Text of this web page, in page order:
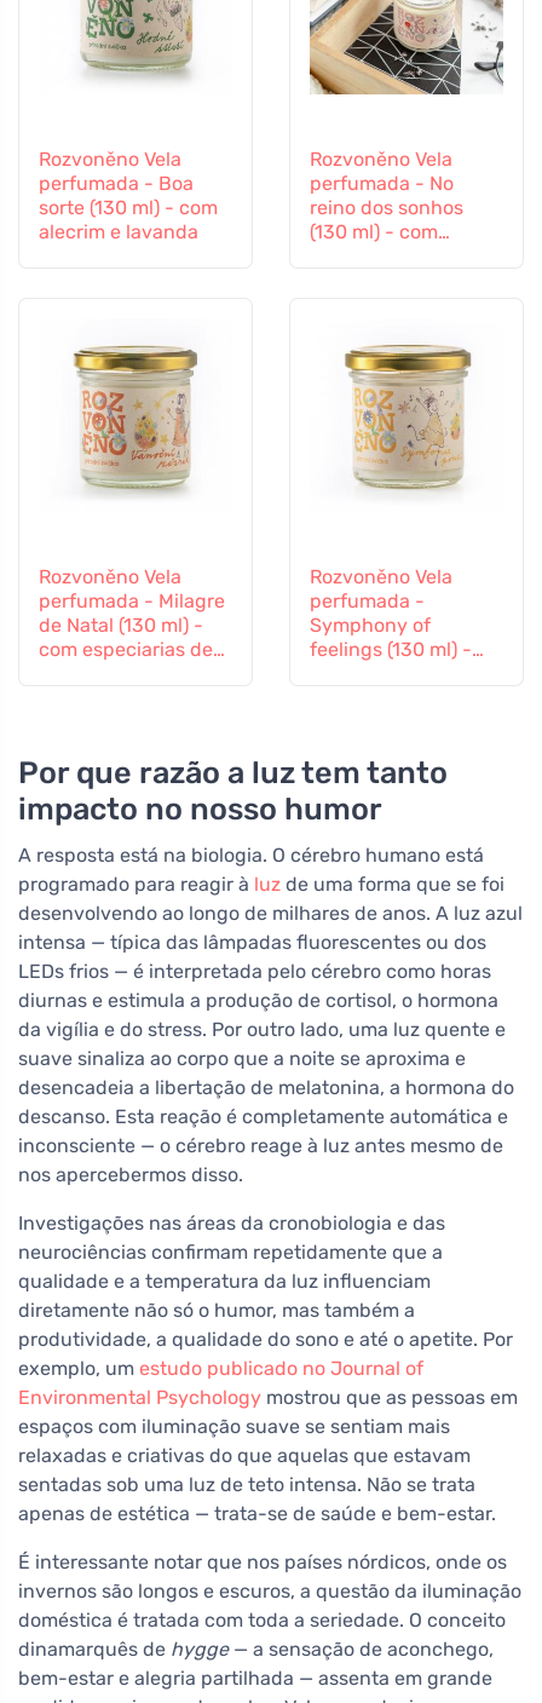
Rozvoněno Vela
perfumada - Boa
sorte (130 ml) - com
alecrim e lavanda
Rozvoněno Vela
perfumada - No
reino dos sonhos
(130 ml) - com
Rozvoněno Vela
perfumada - Milagre
de Natal (130 ml) -
com especiarias de
Rozvoněno Vela
perfumada -
Symphony of
feelings (130 ml) -
Por que razão a luz tem tanto
impacto no nosso humor
A resposta está na biologia. O cérebro humano está
programado para reagir à luz de uma forma que se foi
desenvolvendo ao longo de milhares de anos. A luz azul
intensa — típica das lâmpadas fluorescentes ou dos
LEDs frios — é interpretada pelo cérebro como horas
diurnas e estimula a produção de cortisol, o hormona
da vigília e do stress. Por outro lado, uma luz quente e
suave sinaliza ao corpo que a noite se aproxima e
desencadeia a libertação de melatonina, a hormona do
descanso. Esta reação é completamente automática e
inconsciente — o cérebro reage à luz antes mesmo de
nos apercebermos disso.
Investigações nas áreas da cronobiologia e das
neurociências confirmam repetidamente que a
qualidade e a temperatura da luz influenciam
diretamente não só o humor, mas também a
produtividade, a qualidade do sono e até o apetite. Por
exemplo, um estudo publicado no Journal of
Environmental Psychology mostrou que as pessoas em
espaços com iluminação suave se sentiam mais
relaxadas e criativas do que aquelas que estavam
sentadas sob uma luz de teto intensa. Não se trata
apenas de estética — trata-se de saúde e bem-estar.
É interessante notar que nos países nórdicos, onde os
invernos são longos e escuros, a questão da iluminação
doméstica é tratada com toda a seriedade. O conceito
dinamarquês de hygge— a sensação de aconchego,
bem-estar e alegria partilhada — assenta em grande